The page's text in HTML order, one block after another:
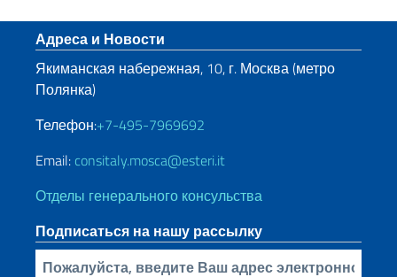
Нижний колонтитул
Адреса и Новости
Якиманская набережная, 10, г. Москва (метро
Полянка)
Телефон:+7-495-7969692
Email: consitaly.mosca@esteri.it
Отделы генерального консульства
Подписаться на нашу рассылку
Bставьте свой адрес электронной почты